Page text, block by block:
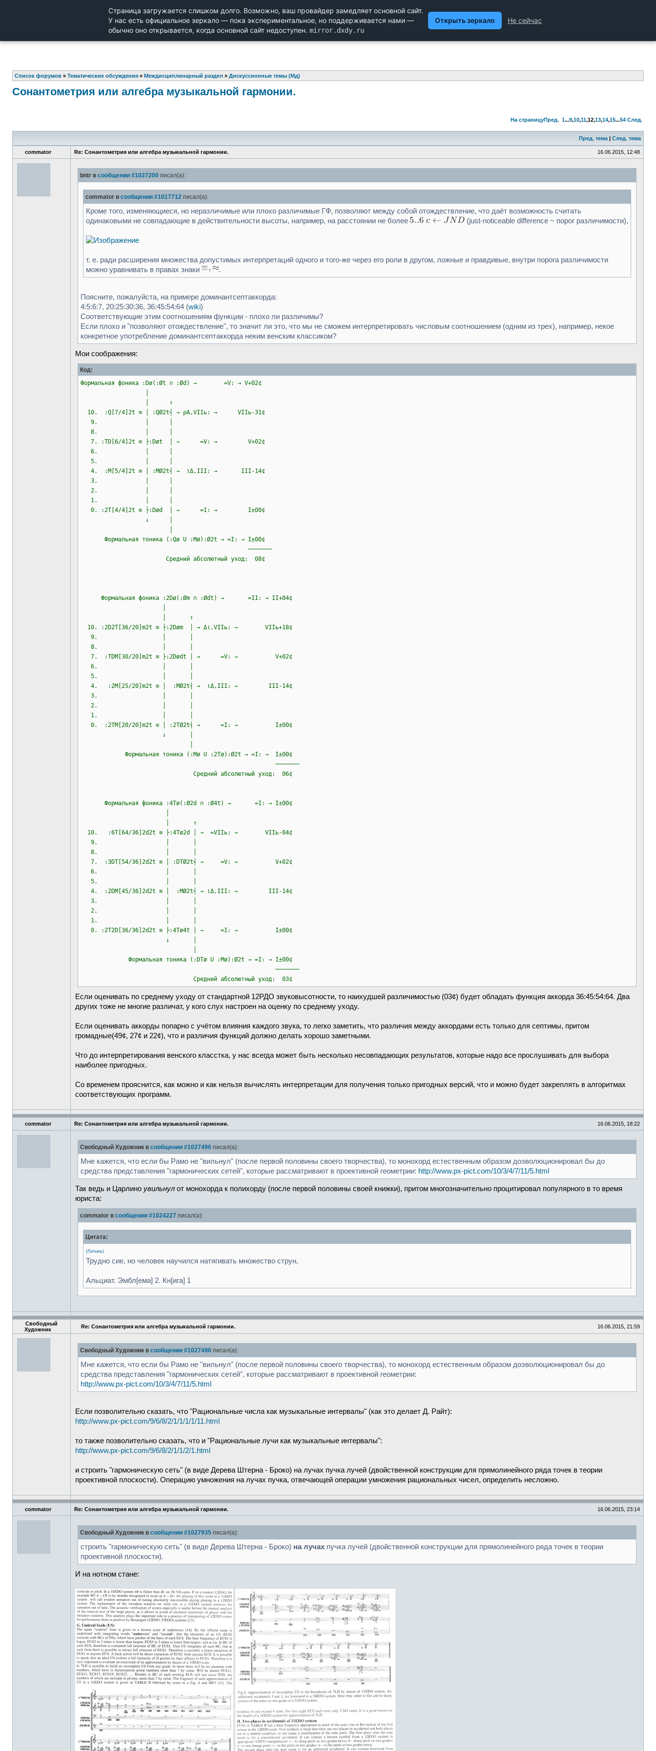
Научный форум dxdy
Математика, Физика, Computer Science, Machine Learning, LaTeX, Механика и Техника, Химия,
Биология и Медицина, Экономика и Финансовая Математика, Гуманитарные науки
Список форумов » Тематические обсуждения » Междисциплинарный раздел » Дискуссионные темы (Мд)
Сонантометрия или алгебра музыкальной гармонии.
На страницуПред. 1...9,10,11,12,13,14,15...54 След.
Пред. тема | След. тема
commator Re: Сонантометрия или алгебра музыкальной гармонии. 16.06.2015, 12:48
bntr в сообщении #1027200 писал(а):
commator в сообщении #1017712 писал(а):
Кроме того, изменяющиеся, но неразличимые или плохо различимые ГФ, позволяют между собой отождествление, что даёт возможность считать
одинаковыми не совпадающие в действительности высоты, например, на расстоянии не более
(just-noticeable difference ~ порог различимости),
т. е. ради расширения множества допустимых интерпретаций одного и того-же через его роли в другом, ложные и правдивые, внутри порога различимости
можно уравнивать в правах знаки
.
Поясните, пожалуйста, на примере доминантсептаккорда:
4:5:6:7, 20:25:30:36, 36:45:54:64 (wiki)
Соответствующие этим соотношениям функции - плохо ли различимы?
Если плохо и "позволяют отождествление", то значит ли это, что мы не сможем интерпретировать числовым соотношением (одним из трех), например, некое
конкретное употребление доминантсептаккорда неким венским классиком?
Мои соображения:
Код:
Формальная фоника :Dø(:Øt ∩ :Ød) → =V: → V+02¢
│ ↑
10. :Q[7/4]2t ≡ │ :QØ2t┤ → ρΑ,VIIь: → VIIь-31¢
9. │ │
8. │ │
7. :TD[6/4]2t ≡ ├:Døt │ → =V: → V+02¢
6. │ │
5. │ │
4. :M[5/4]2t ≡ │ :MØ2t┤ → ιΔ,III: → III-14¢
3. │ │
2. │ │
1. │ │
0. :2T[4/4]2t ≡ ├:Død │ → =I: → I±00¢
↓ │
Формальная тоника (:Qø U :Mø):Ø2t → =I: → I±00¢
───────
Средний абсолютный уход: 08¢
Формальная фоника :2Dø(:Øm ∩ :Ødt) → =II: → II+04¢
│ ↑
10. :2D2T[36/20]m2t ≡ ├:2Døm │ → Δι,VIIь: → VIIь+18¢
9. │ │
8. │ │
7. :TDM[30/20]m2t ≡ ├:2Dødt │ → =V: → V+02¢
6. │ │
5. │ │
4. :2M[25/20]m2t ≡ │ :MØ2t┤ → ιΔ,III: → III-14¢
3. │ │
2. │ │
1. │ │
0. :2TM[20/20]m2t ≡ │ :2TØ2t┤ → =I: → I±00¢
↓ │
Формальная тоника (:Mø U :2Tø):Ø2t → =I: → I±00¢
───────
Средний абсолютный уход: 06¢
Формальная фоника :4Tø(:Ø2d ∩ :Ø4t) → =I: → I±00¢
│ ↑
10. :6T[64/36]2d2t ≡ ├:4Tø2d │ → =VIIь: → VIIь-04¢
9. │ │
8. │ │
7. :3DT[54/36]2d2t ≡ │ :DTØ2t┤ → =V: → V+02¢
6. │ │
5. │ │
4. :2DM[45/36]2d2t ≡ │ :MØ2t┤ → ιΔ,III: → III-14¢
3. │ │
2. │ │
1. │ │
0. :2T2D[36/36]2d2t ≡ ├:4Tø4t │ → =I: → I±00¢
↓ │
Формальная тоника (:DTø U :Mø):Ø2t → =I: → I±00¢
───────
Средний абсолютный уход: 03¢
Если оценивать по среднему уходу от стандартной 12РДО звуковысотности, то наихудшей различимостью (03¢) будет обладать функция аккорда 36:45:54:64. Два
других тоже не многие различат, у кого слух настроен на оценку по среднему уходу.
Если оценивать аккорды попарно с учётом влияния каждого звука, то легко заметить, что различия между аккордами есть только для септимы, притом
громадные(49¢, 27¢ и 22¢), что и различия функций должно делать хорошо заметными.
Что до интерпретирования венского класстка, у нас всегда может быть несколько несовпадающих результатов, которые надо все прослушивать для выбора
наиболее пригодных.
Со временем прояснится, как можно и как нельзя вычислять интерпретации для получения только пригодных версий, что и можно будет закреплять в алгоритмах
соответствующих программ.
commator Re: Сонантометрия или алгебра музыкальной гармонии. 16.06.2015, 18:22
Свободный Художник в сообщении #1027496 писал(а):
Мне кажется, что если бы Рамо не "вильнул" (после первой половины своего творчества), то монохорд естественным образом доэволюционировал бы до
средства представления "гармонических сетей", которые рассматривают в проективной геометрии: http://www.px-pict.com/10/3/4/7/11/5.html
Так ведь и Царлино увильнул от монохорда к полихорду (после первой половины своей книжки), притом многозначительно процитировал популярного в то время
юриста:
commator в сообщении #1024227 писал(а):
Цитата:
(Латынь)
Трудно сие, но человек научился натягивать множество струн,
Альциат. Эмбл[ема] 2. Кн[ига] 1
Свободный
Художник
Re: Сонантометрия или алгебра музыкальной гармонии. 16.06.2015, 21:59
Свободный Художник в сообщении #1027496 писал(а):
Мне кажется, что если бы Рамо не "вильнул" (после первой половины своего творчества), то монохорд естественным образом доэволюционировал бы до
средства представления "гармонических сетей", которые рассматривают в проективной геометрии:
http://www.px-pict.com/10/3/4/7/11/5.html
Если позволительно сказать, что "Рациональные числа как музыкальные интервалы" (как это делает Д. Райт):
http://www.px-pict.com/9/6/8/2/1/1/1/1/11.html
то также позволительно сказать, что и "Рациональные лучи как музыкальные интервалы":
http://www.px-pict.com/9/6/8/2/1/1/2/1.html
и строить "гармоническую сеть" (в виде Дерева Штерна - Броко) на лучах пучка лучей (двойственной конструкции для прямолинейного ряда точек в теории
проективной плоскости). Операцию умножения на лучах пучка, отвечающей операции умножения рациональных чисел, определить несложно.
commator Re: Сонантометрия или алгебра музыкальной гармонии. 16.06.2015, 23:14
Свободный Художник в сообщении #1027935 писал(а):
строить "гармоническую сеть" (в виде Дерева Штерна - Броко) на лучах пучка лучей (двойственной конструкции для прямолинейного ряда точек в теории
проективной плоскости).
И на нотном стане: